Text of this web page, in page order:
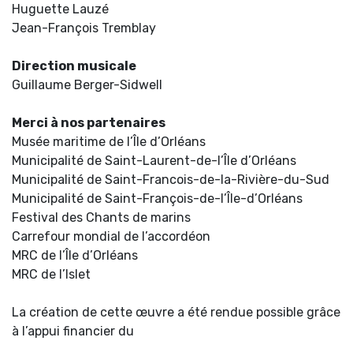
Huguette Lauzé
Jean-François Tremblay
Direction musicale
Guillaume Berger-Sidwell
Merci à nos partenaires
Musée maritime de l’Île d’Orléans
Municipalité de Saint-Laurent-de-l’Île d’Orléans
Municipalité de Saint-Francois-de-la-Rivière-du-Sud
Municipalité de Saint-François-de-l’Île-d’Orléans
Festival des Chants de marins
Carrefour mondial de l’accordéon
MRC de l’Île d’Orléans
MRC de l’Islet
La création de cette œuvre a été rendue possible grâce
à l’appui financier du